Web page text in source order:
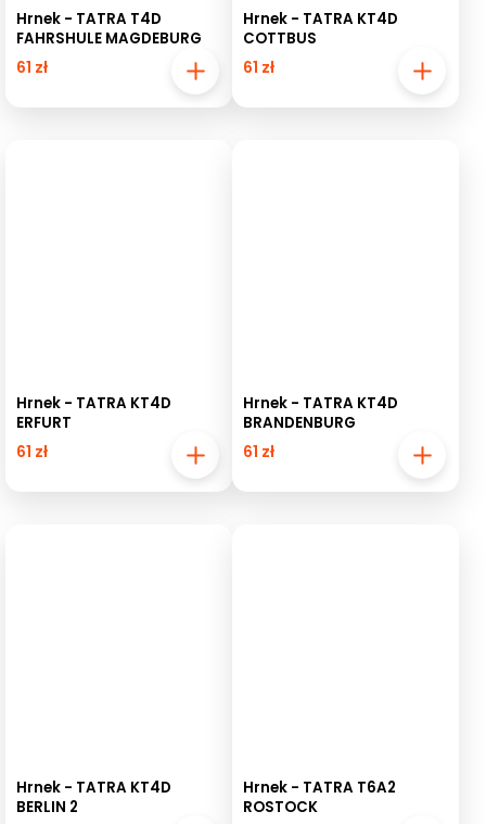
Hrnek - TATRA T4D
FAHRSHULE MAGDEBURG
61 zł
Hrnek - TATRA KT4D
COTTBUS
61 zł
Hrnek - TATRA KT4D
ERFURT
61 zł
Hrnek - TATRA KT4D
BRANDENBURG
61 zł
Hrnek - TATRA KT4D
BERLIN 2
Hrnek - TATRA T6A2
ROSTOCK